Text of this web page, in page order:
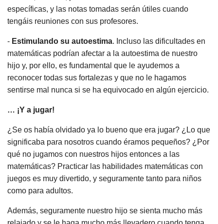
específicas, y las notas tomadas serán útiles cuando
tengáis reuniones con sus profesores.
- Estimulando su autoestima. Incluso las dificultades en
matemáticas podrían afectar a la autoestima de nuestro
hijo y, por ello, es fundamental que le ayudemos a
reconocer todas sus fortalezas y que no le hagamos
sentirse mal nunca si se ha equivocado en algún ejercicio.
… ¡Y a jugar!
¿Se os había olvidado ya lo bueno que era jugar? ¿Lo que
significaba para nosotros cuando éramos pequeños? ¿Por
qué no jugamos con nuestros hijos entonces a las
matemáticas? Practicar las habilidades matemáticas con
juegos es muy divertido, y seguramente tanto para niños
como para adultos.
Además, seguramente nuestro hijo se sienta mucho más